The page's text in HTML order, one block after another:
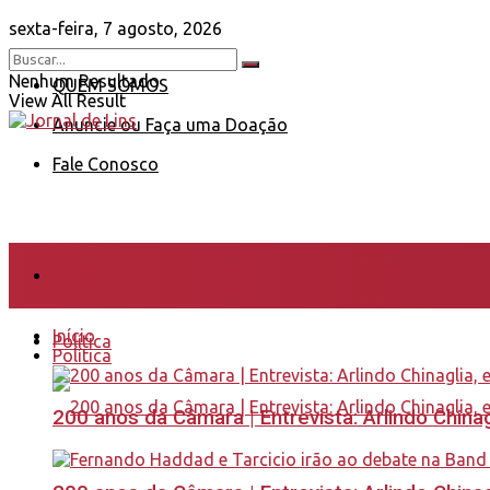
sexta-feira, 7 agosto, 2026
QUEM SOMOS
Anuncie ou Faça uma Doação
Fale Conosco
Nenhum Resultado
View All Result
Política
Início
Política
200 anos da Câmara | Entrevista: Arlindo